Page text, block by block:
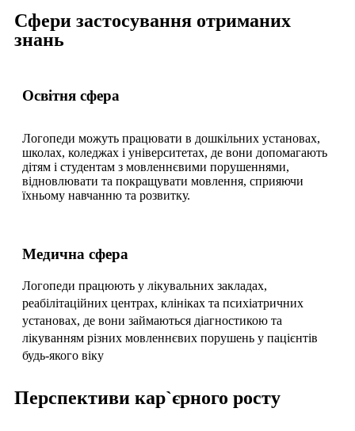
Сфери застосування отриманих
знань
Освітня сфера
Логопеди можуть працювати в дошкільних установах,
школах, коледжах і університетах, де вони допомагають
дітям і студентам з мовленнєвими порушеннями,
відновлювати та покращувати мовлення, сприяючи
їхньому навчанню та розвитку.
Медична сфера
Логопеди працюють у лікувальних закладах,
реабілітаційних центрах, клініках та психіатричних
установах, де вони займаються діагностикою та
лікуванням різних мовленнєвих порушень у пацієнтів
будь-якого віку
Перспективи кар`єрного росту